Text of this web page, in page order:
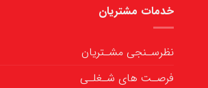
خدمات مشتریان
نظرسـنجی مشـتریان
فرصـت های شـغلـی